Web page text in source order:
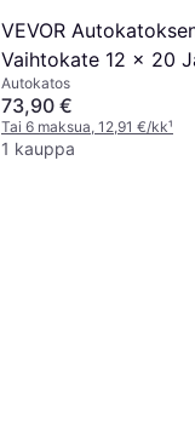
VEVOR
Vaihtokate 12 x 20
Autokatos
73,90 €
Tai 6 maksua, 12,91 €/kk¹
1 kauppa